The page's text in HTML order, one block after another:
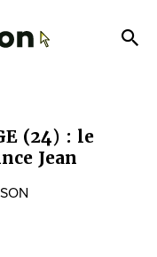
(24) : le
Jean